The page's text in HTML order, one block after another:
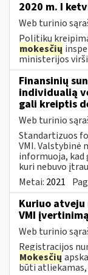
2020 m. I
Web turinio
Politikų
mokesčių
ministerijos
Finansinių
individualią
gali kreiptis
Web turinio
Standartizuos
VMI. Valstybinė
informuoja, kad
kuri nebuvo
Metai: 2021
Kuriuo
VMI įvertinimą
Web turinio
Registracijos
Mokesčių
būti atliekamas,